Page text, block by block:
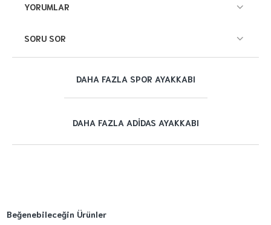
DAHA FAZLA SPOR AYAKKABI
DAHA FAZLA ADIDAS AYAKKABI
YORUMLAR
SORU SOR
Beğenebileceğin Ürünler